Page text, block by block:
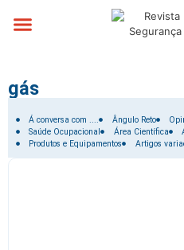
gás
Filtrar por:
Á conversa com .... Ângulo Reto
Saúde Ocupacional
Área Científica
Produtos e Equipamentos
Artigos